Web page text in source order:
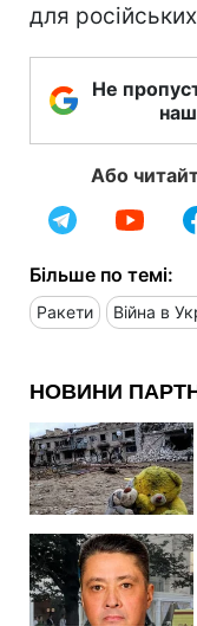
для
Не
Або
Більше по темі:
Ракети Війна в